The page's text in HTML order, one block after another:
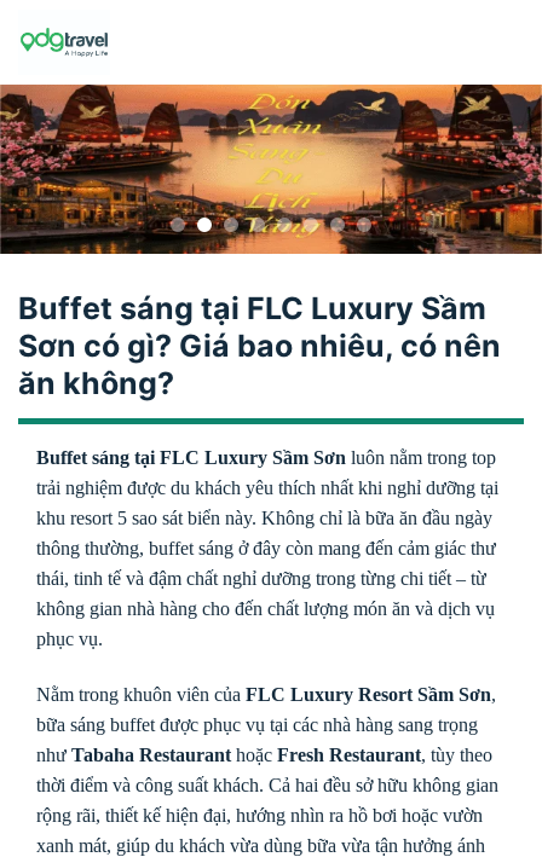
Buffet sáng tại FLC Luxury Sầm
Sơn có gì? Giá bao nhiêu, có nên
ăn không?
Buffet sáng tại FLC Luxury Sầm Sơn luôn nằm trong top
trải nghiệm được du khách yêu thích nhất khi nghỉ dưỡng tại
khu resort 5 sao sát biển này. Không chỉ là bữa ăn đầu ngày
thông thường, buffet sáng ở đây còn mang đến cảm giác thư
thái, tinh tế và đậm chất nghỉ dưỡng trong từng chi tiết – từ
không gian nhà hàng cho đến chất lượng món ăn và dịch vụ
phục vụ.
Nằm trong khuôn viên của FLC Luxury Resort Sầm Sơn,
bữa sáng buffet được phục vụ tại các nhà hàng sang trọng
như Tabaha Restaurant hoặc Fresh Restaurant, tùy theo
thời điểm và công suất khách. Cả hai đều sở hữu không gian
rộng rãi, thiết kế hiện đại, hướng nhìn ra hồ bơi hoặc vườn
xanh mát, giúp du khách vừa dùng bữa vừa tận hưởng ánh